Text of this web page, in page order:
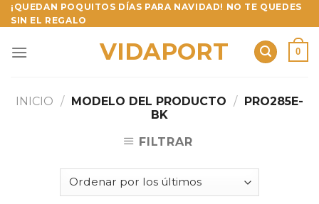
Skip
to
¡QUEDAN POQUITOS DÍAS PARA NAVIDAD! NO TE QUEDES
SIN EL REGALO
VIDAPORT 0
INICIO / MODELO DEL PRODUCTO / PRO285E-
BK
FILTRAR